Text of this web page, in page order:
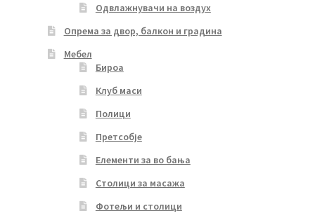
Одвлажнувачи на воздух
Опрема за двор, балкон и градина
Мебел
Бироа
Клуб маси
Полици
Претсобје
Елементи за во бања
Столици за масажа
Фотељи и столици